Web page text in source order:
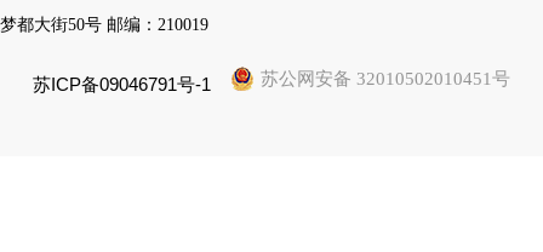
梦都大街50号 邮编：210019
苏ICP备09046791号-1 苏公网安备 32010502010451号